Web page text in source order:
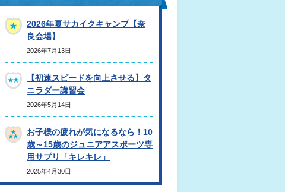
2026年夏サカイクキャンプ【奈
良会場】
2026年7月13日
【初速スピードを向上させる】タ
ニラダー講習会
2026年5月14日
お子様の疲れが気になるなら！10
歳～15歳のジュニアアスポーツ専
用サプリ「キレキレ」
2025年4月30日